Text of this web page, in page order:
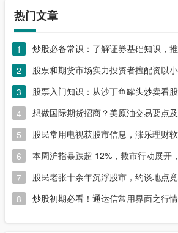
热门文章
1
炒股必备常识：了解证券基础知识，
2
3
4
想做国际期货招商？美原油交易要点
5
6
本周沪指暴跌超 12%，救市行动展开
7
股民老张十余年沉浮股市，约谈地点
8
炒股初期必看！通达信常用界面之行